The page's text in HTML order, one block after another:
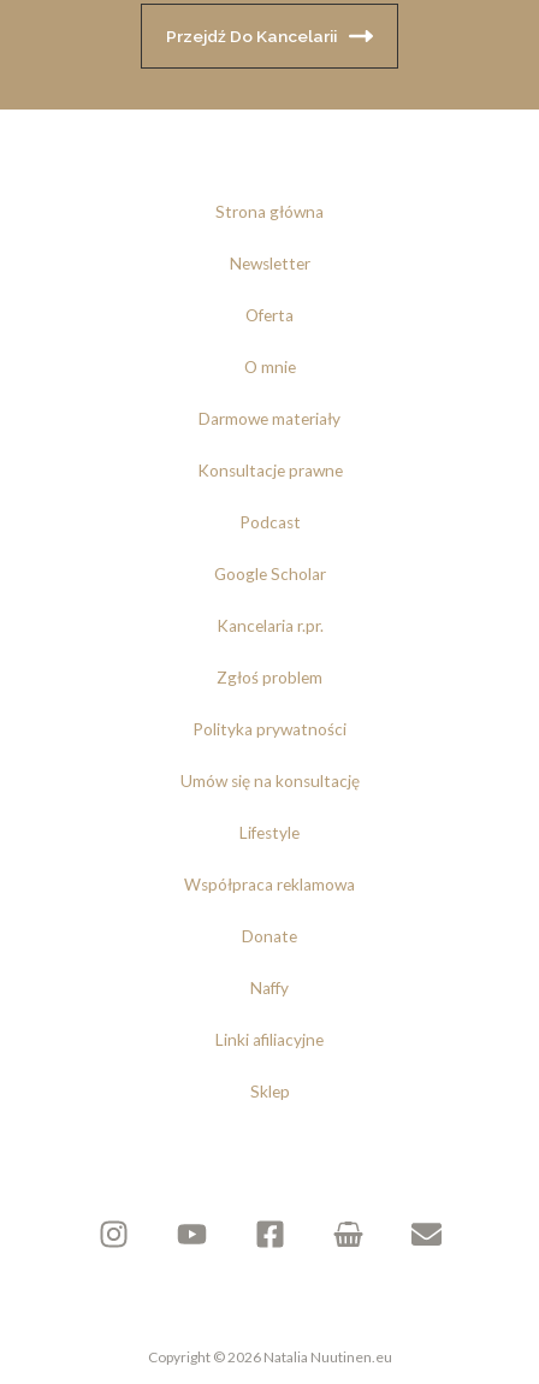
Przejdź Do Kancelarii
Strona główna
Newsletter
Oferta
O mnie
Darmowe materiały
Konsultacje prawne
Podcast
Google Scholar
Kancelaria r.pr.
Zgłoś problem
Polityka prywatności
Umów się na konsultację
Lifestyle
Współpraca reklamowa
Donate
Naffy
Linki afiliacyjne
Sklep
Copyright © 2026 Natalia Nuutinen.eu